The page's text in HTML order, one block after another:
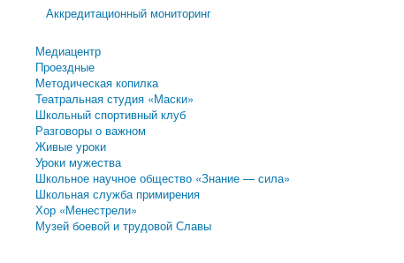
Аккредитационный мониторинг
Медиацентр
Проездные
Методическая копилка
Театральная студия «Маски»
Школьный спортивный клуб
Разговоры о важном
Живые уроки
Уроки мужества
Школьное научное общество «Знание — сила»
Школьная служба примирения
Хор «Менестрели»
Музей боевой и трудовой Славы